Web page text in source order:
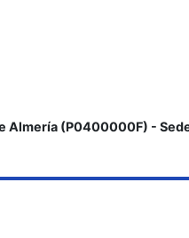
Almería (P0400000F) -